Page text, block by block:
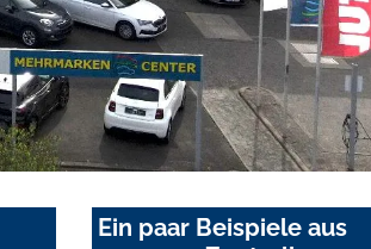
Ein paar Beispiele aus